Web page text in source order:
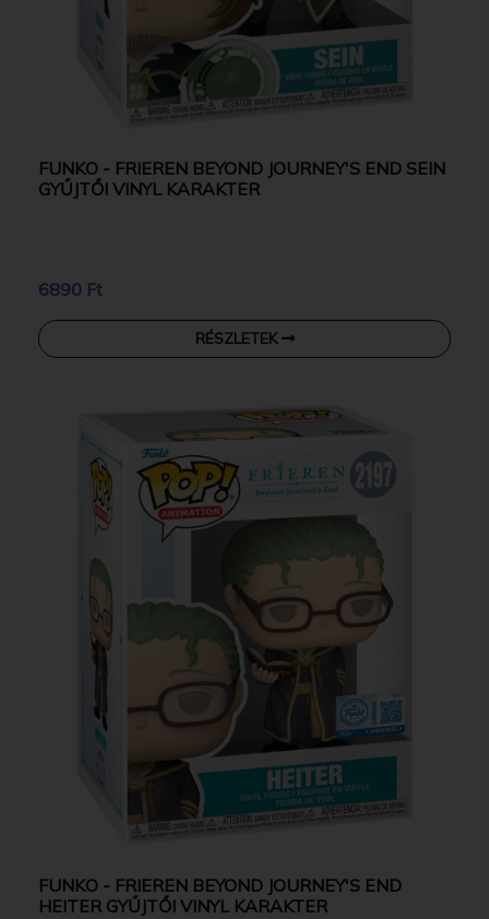
FUNKO - FRIEREN BEYOND JOURNEY'S END SEIN
GYŰJTŐI VINYL KARAKTER
6890 Ft
RÉSZLETEK
FUNKO - FRIEREN BEYOND JOURNEY'S END
HEITER GYŰJTŐI VINYL KARAKTER